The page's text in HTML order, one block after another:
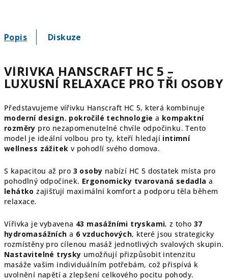
Popis Diskuze
VÍŘIVKA HANSCRAFT HC 5 –
LUXUSNÍ RELAXACE PRO TŘI OSOBY
Představujeme vířivku Hanscraft HC 5, která kombinuje
moderní design, pokročilé technologie a kompaktní
rozměry pro nezapomenutelné chvíle odpočinku. Tento
model je ideální volbou pro ty, kteří hledají intimní
wellness zážitek v pohodlí svého domova.
S kapacitou až pro 3 osoby nabízí HC 5 dostatek místa pro
pohodlný odpočinek. Ergonomicky tvarovaná sedadla a
lehátko zajišťují maximální komfort a podporu těla během
relaxace.
Vířivka je vybavena 43 masážními tryskami, z toho37
hydromasážních a 6 vzduchových, které jsou strategicky
rozmístěny pro cílenou masáž jednotlivých svalových skupin.
Nastavitelné trysky umožňují přizpůsobit intenzitu
masáže vašim individuálním potřebám, což přispívá k
uvolnění napětí a zlepšení celkového pocitu pohody.